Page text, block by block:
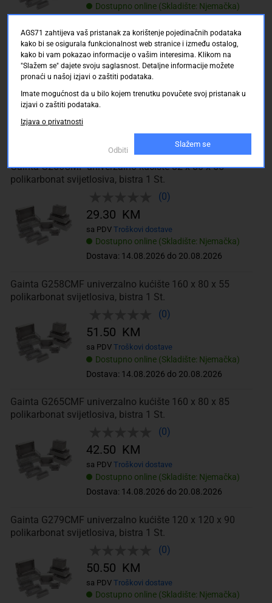
Dostupno online (Skladište: Njemačka)
Gainta G250CMF univerzalno kućište 52 x 50 x 35
polikarbonat svijetlosiva, bistra 1 St.
12.90 KM
Gainta G256CMF univerzalno kućište 82 x 80 x 55
polikarbonat svijetlosiva, bistra 1 St.
(0)
Dostupno online (Skladište: Njemačka)
Dostava: 14.08.2026 do 20.08.2026
29.30 KM
sa PDV Troškovi dostave
Gainta G258CMF univerzalno kućište 160 x 80 x 55
polikarbonat svijetlosiva, bistra 1 St.
(0)
Dostupno online (Skladište: Njemačka)
Dostava: 14.08.2026 do 20.08.2026
51.50 KM
sa PDV Troškovi dostave
Gainta G265CMF univerzalno kućište 160 x 80 x 85
polikarbonat svijetlosiva, bistra 1 St.
(0)
Dostupno online (Skladište: Njemačka)
Dostava: 14.08.2026 do 20.08.2026
42.50 KM
sa PDV Troškovi dostave
Gainta G279CMF univerzalno kućište 120 x 120 x 90
polikarbonat svijetlosiva, bistra 1 St.
(0)
Dostupno online (Skladište: Njemačka)
50.50 KM
sa PDV Troškovi dostave
AGS71 zahtijeva vaš pristanak za korištenje pojedinačnih podataka
kako bi se osigurala funkcionalnost web stranice i između ostalog,
kako bi vam pokazao informacije o vašim interesima. Klikom na
"Slažem se" dajete svoju saglasnost. Detaljne informacije možete
pronaći u našoj izjavi o zaštiti podataka.
Imate mogućnost da u bilo kojem trenutku povučete svoj pristanak u
izjavi o zaštiti podataka.
Izjava o privatnosti
Odbiti
Slažem se